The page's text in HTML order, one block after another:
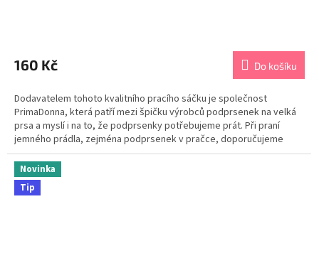
produktu
je
z
5
hvězdiček.
160 Kč Do košíku
Dodavatelem tohoto kvalitního pracího sáčku je společnost
PrimaDonna, která patří mezi špičku výrobců podprsenek na velká
prsa a myslí i na to, že podprsenky potřebujeme prát. Při praní
jemného prádla, zejména podprsenek v pračce, doporučujeme
použít vždy sáček na praní. Při praní bez sáčku se...
Novinka
Tip